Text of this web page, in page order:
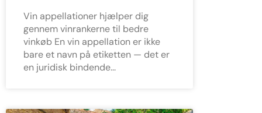
Vin appellationer hjælper dig
gennem vinrankerne til bedre
vinkøb En vin appellation er ikke
bare et navn på etiketten — det er
en juridisk bindende